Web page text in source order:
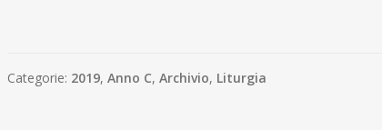
Categorie: 2019, Anno C, Archivio, Liturgia